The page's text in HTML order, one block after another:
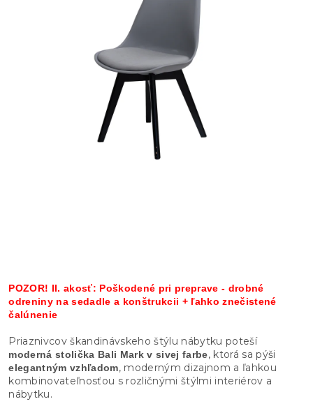
POZOR! II. akosť: Poškodené pri preprave - drobné
odreniny na sedadle a konštrukcii + ľahko znečistené
čalúnenie
Priaznivcov škandinávskeho štýlu nábytku poteší
moderná stolička Bali Mark v sivej farbe, ktorá sa pýši
elegantným vzhľadom, moderným dizajnom a ľahkou
kombinovateľnosťou s rozličnými štýlmi interiérov a
nábytku.